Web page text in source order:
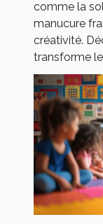
comme la
manucure
créativité.
transforme